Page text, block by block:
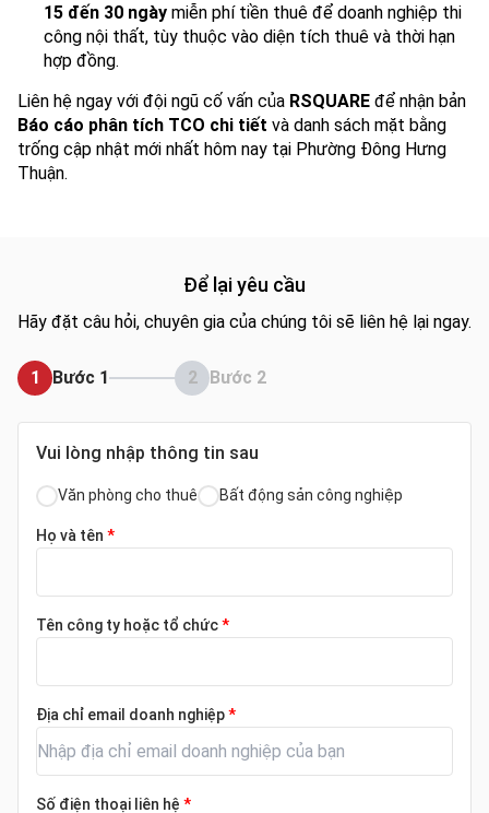
15 đến 30 ngày miễn phí tiền thuê để doanh nghiệp thi
công nội thất, tùy thuộc vào diện tích thuê và thời hạn
hợp đồng.
Liên hệ ngay với đội ngũ cố vấn của RSQUARE để nhận bản
Báo cáo phân tích TCO chi tiết và danh sách mặt bằng
trống cập nhật mới nhất hôm nay tại Phường Đông Hưng
Thuận.
Để lại yêu cầu
Hãy đặt câu hỏi, chuyên gia của chúng tôi sẽ liên hệ lại ngay.
1 Bước 1 2 Bước 2
Vui lòng nhập thông tin sau
Văn phòng cho thuê Bất động sản công nghiệp
Họ và tên *
Tên công ty hoặc tổ chức*
Địa chỉ email doanh nghiệp*
Số điện thoại liên hệ *